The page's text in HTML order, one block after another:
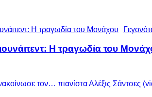
Η τραγωδία του